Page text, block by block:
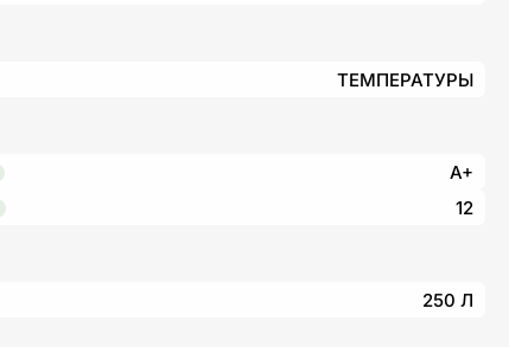
ТЕМПЕРАТУРЫ
A+
12
250 Л